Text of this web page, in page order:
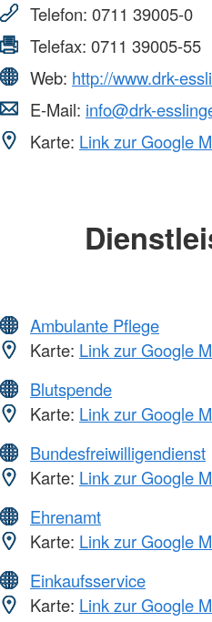
Telefon: 0711 39005-0
Telefax: 0711 39005-55
Web: http://www.drk-
E-Mail: info@drk-
Karte: Link zur Google
Ambulante Pflege
Karte: Link zur Google
Blutspende
Karte: Link zur Google
Bundesfreiwilligendienst
Karte: Link zur Google
Ehrenamt
Karte: Link zur Google
Einkaufsservice
Karte: Link zur Google